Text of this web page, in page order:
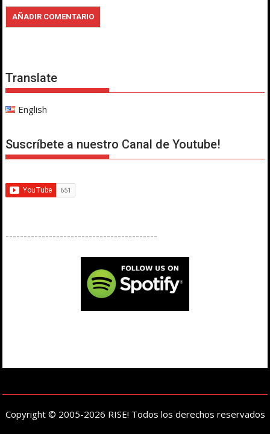
Translate
English
Suscríbete a nuestro Canal de Youtube!
------------------------------------------
Copyright © 2005-2026 RISE! Todos los derechos reservados